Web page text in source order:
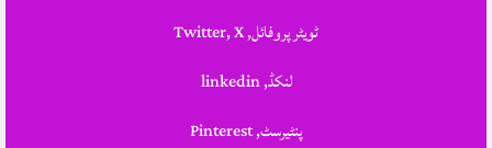
ٹویٹر پروفائل, Twitter, X
لنکڈ, linkedin
پنٹیرسٹ, Pinterest